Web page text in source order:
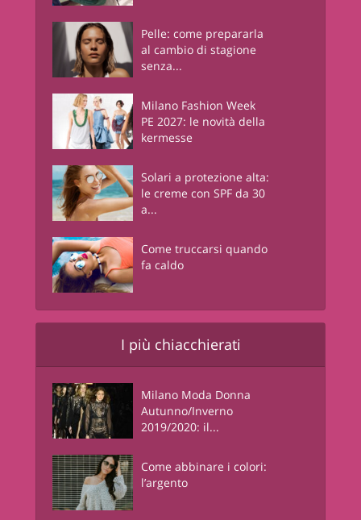
Pelle: come prepararla
al cambio di stagione
senza...
Milano Fashion Week
PE 2027: le novità della
kermesse
Solari a protezione alta:
le creme con SPF da 30
a...
Come truccarsi quando
fa caldo
I più chiacchierati
Milano Moda Donna
Autunno/Inverno
2019/2020: il...
Come abbinare i colori:
l’argento